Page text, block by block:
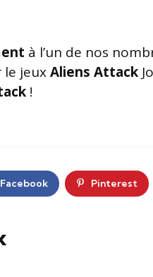
à l’un de nos
jeuxAliens Attack
!
Facebook Pinterest